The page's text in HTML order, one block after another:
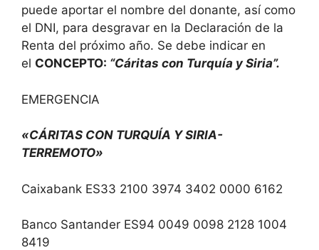
puede aportar el nombre del donante, así como
el DNI, para desgravar en la Declaración de la
Renta del próximo año. Se debe indicar en
el CONCEPTO: “Cáritas con Turquía y Siria”.
EMERGENCIA
«CÁRITAS CON TURQUÍA Y SIRIA-
TERREMOTO»
Caixabank ES33 2100 3974 3402 0000 6162
Banco Santander ES94 0049 0098 2128 1004
8419